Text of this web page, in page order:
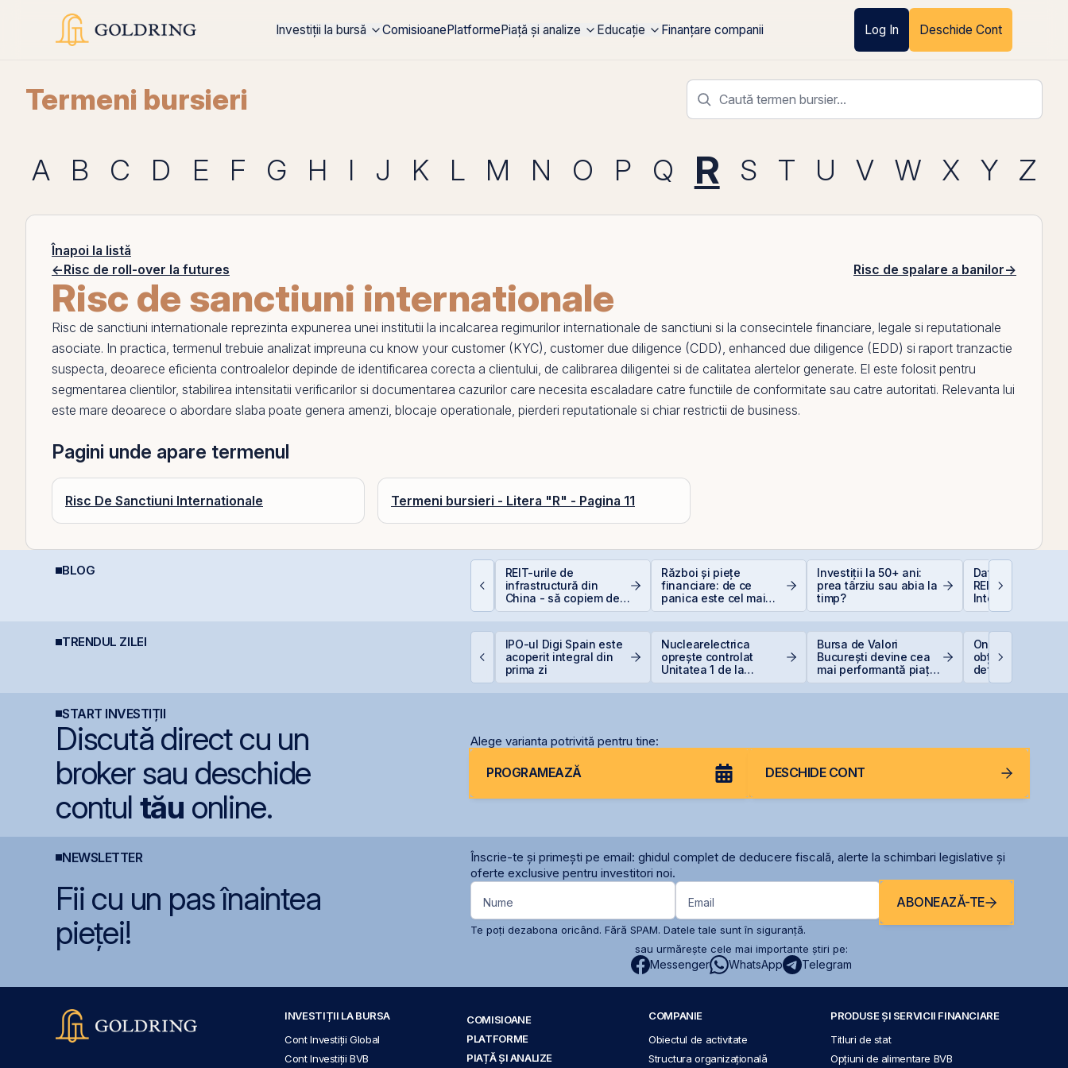
Investiții la bursă ComisioanePlatformePiață și analize Educație Finanțare companii Log In Deschide Cont
Termeni bursieri
A B C D E F G H I J K L M N O P Q R S T U V W X Y Z
Înapoi la listă
←Risc de roll-over la futures Risc de spalare a banilor→
Risc de sanctiuni internationale
Risc de sanctiuni internationale reprezinta expunerea unei institutii la incalcarea regimurilor internationale de sanctiuni si la consecintele financiare, legale si reputationale
asociate. In practica, termenul trebuie analizat impreuna cu know your customer (KYC), customer due diligence (CDD), enhanced due diligence (EDD) si raport tranzactie
suspecta, deoarece eficienta controalelor depinde de identificarea corecta a clientului, de calibrarea diligentei si de calitatea alertelor generate. El este folosit pentru
segmentarea clientilor, stabilirea intensitatii verificarilor si documentarea cazurilor care necesita escaladare catre functiile de conformitate sau catre autoritati. Relevanta lui
este mare deoarece o abordare slaba poate genera amenzi, blocaje operationale, pierderi reputationale si chiar restrictii de business.
Pagini unde apare termenul
Risc De Sanctiuni Internationale Termeni bursieri - Litera "R" - Pagina 11
BLOG
Ce este deducerea de
REIT-urile de
infrastructură din
China - să copiem de
la cel ce copiază?!
Război și piețe
financiare: de ce
panica este cel mai
scump sfat
Investiții la 50+ ani:
prea târziu sau abia la
timp?
Data Center REIT
REIT-ul în era
Inteligenței
TRENDUL ZILEI
Petrolul urcă după
IPO-ul Digi Spain este
acoperit integral din
prima zi
Nuclearelectrica
oprește controlat
Unitatea 1 de la
Bursa de Valori
București devine cea
mai performantă piață
One United
obține o hotărâre
definitivă
pentru One
START INVESTIȚII
Discută direct cu un
broker sau deschide
contul tău online.
Alege varianta potrivită pentru tine:
PROGRAMEAZĂ DESCHIDE CONT
NEWSLETTER
Înscrie-te și primești pe email: ghidul complet de deducere fiscală, alerte la schimbari legislative și
oferte exclusive pentru investitori noi.
Fii cu un pas înaintea
pieței!
Nume Email ABONEAZĂ-TE
Te poți dezabona oricând. Fără SPAM. Datele tale sunt în siguranță.
sau urmărește cele mai importante știri pe:
Messenger WhatsApp Telegram
INVESTIȚII LA BURSA
Cont Investiții Global
Cont Investiții BVB
COMISIOANE
PLATFORME
PIAȚĂ ȘI ANALIZE
COMPANIE
Obiectul de activitate
Structura organizațională
PRODUSE ȘI SERVICII FINANCIARE
Titluri de stat
Opțiuni de alimentare BVB